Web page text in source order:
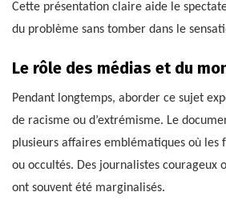
Cette présentation claire aide le
du problème sans tomber dans le
Le rôle des médias et du
Pendant longtemps, aborder ce sujet
de racisme ou d’extrémisme. Le
plusieurs affaires emblématiques où les
ou occultés. Des journalistes courageux
ont souvent été marginalisés.